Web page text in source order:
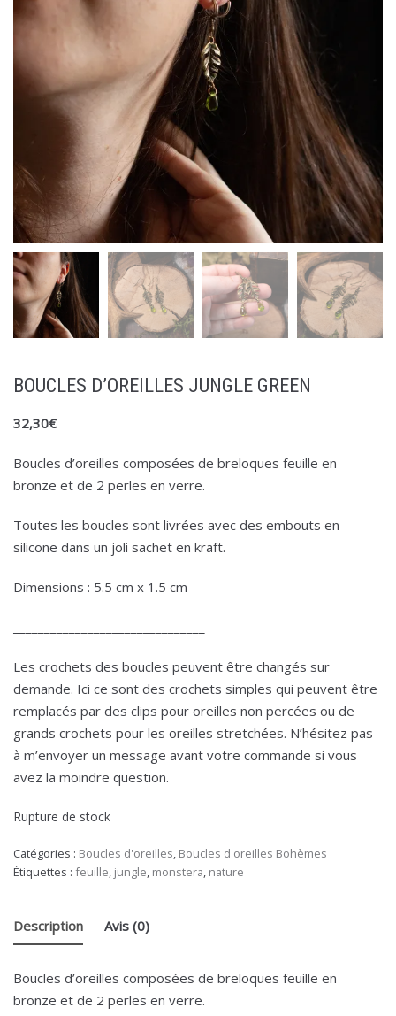
BOUCLES D’OREILLES JUNGLE GREEN
32,30€
Boucles d’oreilles composées de breloques feuille en
bronze et de 2 perles en verre.
Toutes les boucles sont livrées avec des embouts en
silicone dans un joli sachet en kraft.
Dimensions : 5.5 cm x 1.5 cm
Les crochets des boucles peuvent être changés sur
demande. Ici ce sont des crochets simples qui peuvent être
remplacés par des clips pour oreilles non percées ou de
grands crochets pour les oreilles stretchées. N’hésitez pas
à m’envoyer un message avant votre commande si vous
avez la moindre question.
Rupture de stock
Catégories : Boucles d'oreilles, Boucles d'oreilles Bohèmes
Étiquettes : feuille, jungle, monstera, nature
Description Avis (0)
Boucles d’oreilles composées de breloques feuille en
bronze et de 2 perles en verre.